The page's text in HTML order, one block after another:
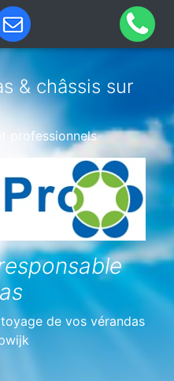
& châssis sur
professionnels
de vos vérandas